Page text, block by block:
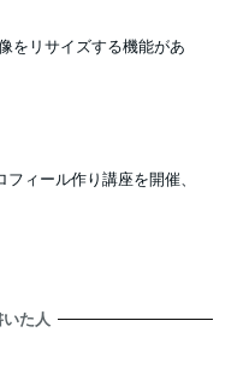
をリサイズする機能があ
ィール作り講座を開催、
た人